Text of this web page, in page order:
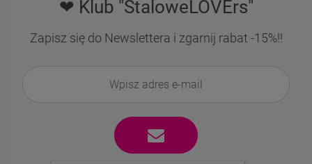
❤ Klub "StaloweLOVErs"
Zapisz się do Newslettera i zgarnij rabat -15%!!